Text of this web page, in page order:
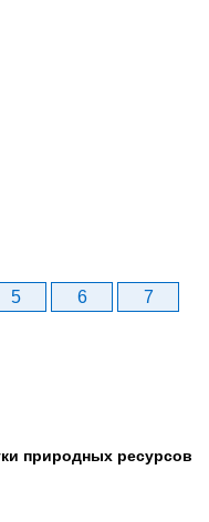
5 6 7
природных ресурсов